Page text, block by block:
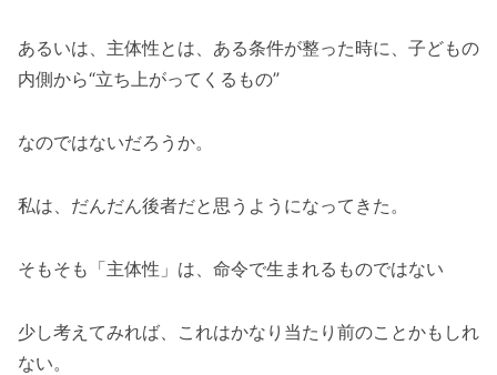
あるいは、主体性とは、ある条件が整った時に、子どもの
内側から“立ち上がってくるもの”
なのではないだろうか。
私は、だんだん後者だと思うようになってきた。
そもそも「主体性」は、命令で生まれるものではない
少し考えてみれば、これはかなり当たり前のことかもしれ
ない。